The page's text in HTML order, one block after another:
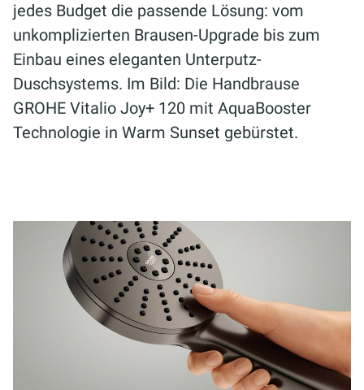
jedes Budget die passende Lösung: vom
unkomplizierten Brausen-Upgrade bis zum
Einbau eines eleganten Unterputz-
Duschsystems. Im Bild: Die Handbrause
GROHE Vitalio Joy+ 120 mit AquaBooster
Technologie in Warm Sunset gebürstet.